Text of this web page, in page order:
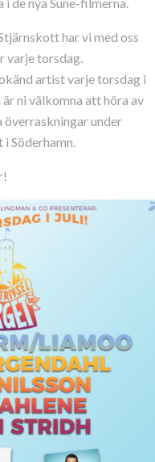
har vi med oss
varje torsdag.
artist varje torsdag i
ni välkomna att höra av
överraskningar under
Söderhamn.